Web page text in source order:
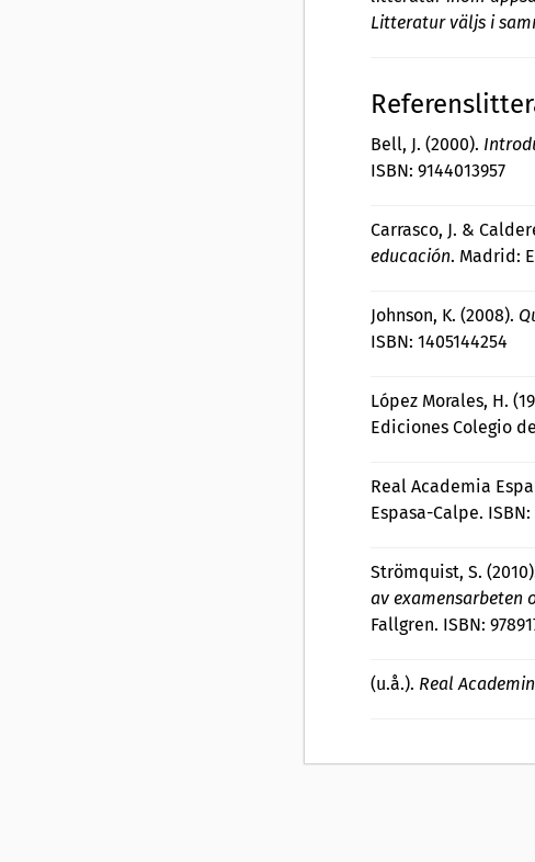
Litteratur väljs i
Bell, J. (2000).
ISBN: 9144013957
Carrasco, J. &
educación. Madrid:
Johnson, K. (2008).
ISBN: 1405144254
López Morales, H.
Ediciones Colegio
Real Academia
Espasa-Calpe.
Strömquist, S.
av examensarbeten
Fallgren. ISBN:
(u.å.). Real